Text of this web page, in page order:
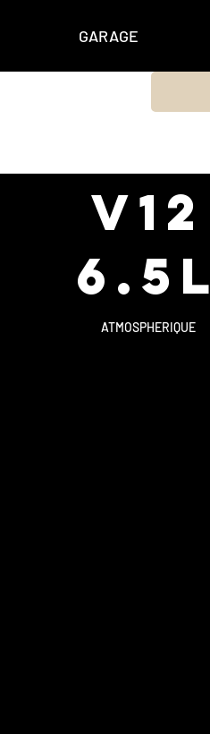
GARAGE
v12
6.5L
ATMOSPHERIQUE